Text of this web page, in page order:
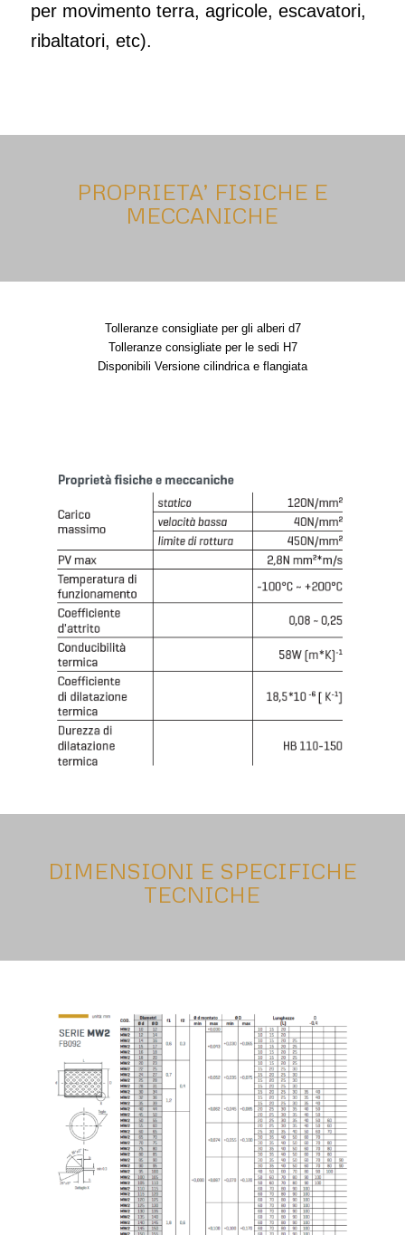
per movimento terra, agricole, escavatori,
ribaltatori, etc).
PROPRIETA’ FISICHE E
MECCANICHE
Tolleranze consigliate per gli alberi d7
Tolleranze consigliate per le sedi H7
Disponibili Versione cilindrica e flangiata
DIMENSIONI E SPECIFICHE
TECNICHE